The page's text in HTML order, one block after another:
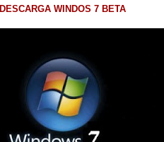
DESCARGA WINDOS 7 BETA